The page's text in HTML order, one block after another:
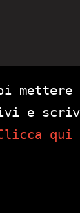
e
qui